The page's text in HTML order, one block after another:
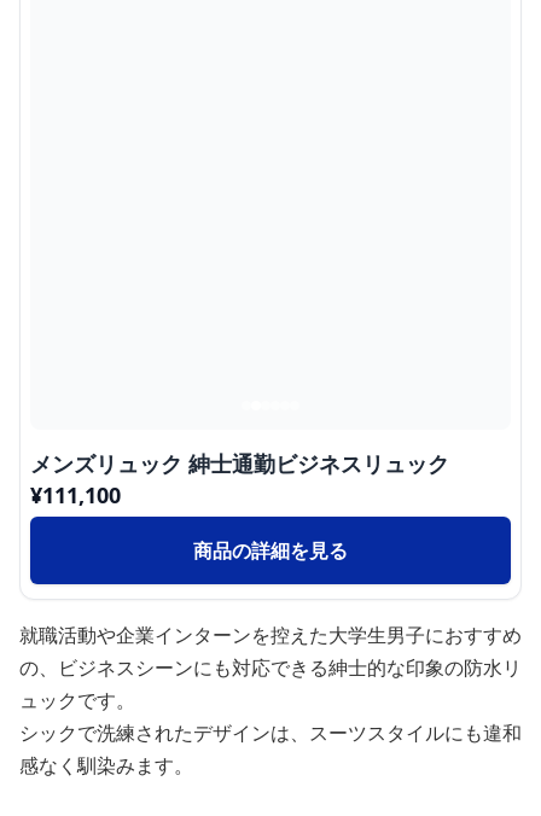
メンズリュック 紳士通勤ビジネスリュック
¥111,100
商品の詳細を見る
就職活動や企業インターンを控えた大学生男子におすすめ
の、ビジネスシーンにも対応できる紳士的な印象の防水リ
ュックです。
シックで洗練されたデザインは、スーツスタイルにも違和
感なく馴染みます。